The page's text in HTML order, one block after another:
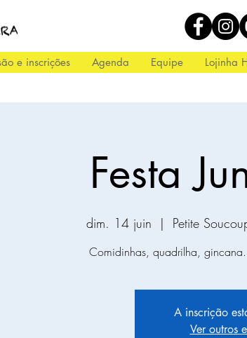
e inscrições Agenda Equipe Lojinha
Festa
dim. 14 juin
  |
Petite
Comidinhas, quadrilha,
A inscrição
Ver outros